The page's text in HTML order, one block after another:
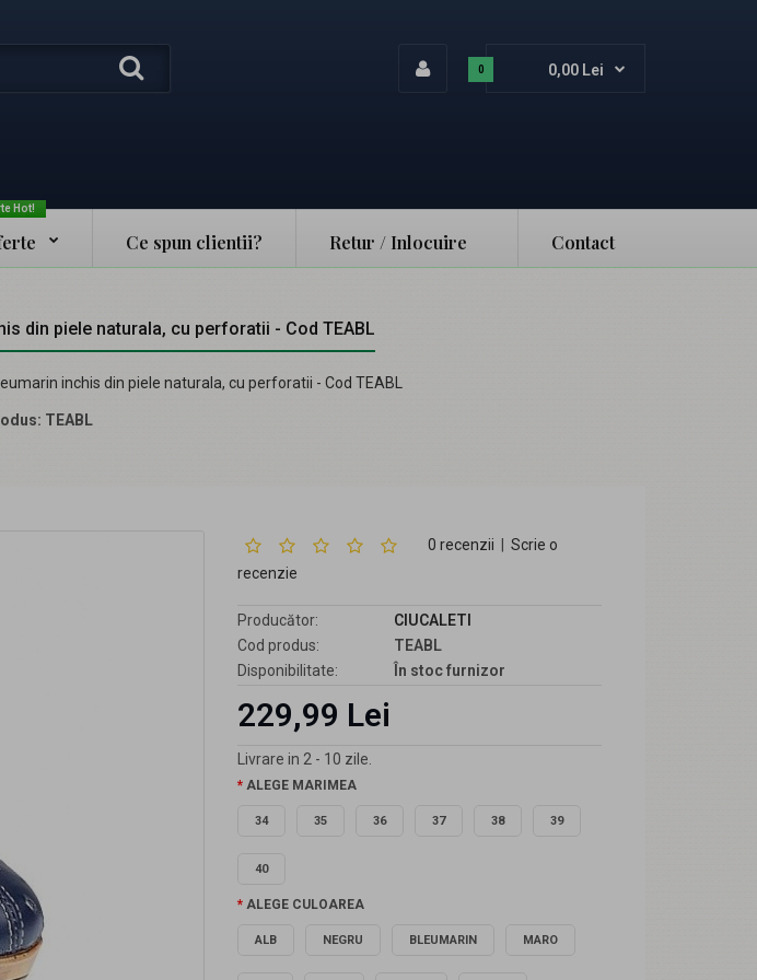
0 0,00 Lei
Hot!
Ce spun clientii? Retur / Inlocuire Contact
din piele naturala, cu perforatii - Cod TEABL
inchis din piele naturala, cu perforatii - Cod TEABL
TEABL
0 recenzii
Scrie o
recenzie
Producător:
CIUCALETI
Cod produs:
TEABL
Disponibilitate:
În stoc furnizor
229,99 Lei
Livrare in 2 - 10 zile.
ALEGE MARIMEA
34 35 36 37 38 39
40
ALEGE CULOAREA
ALB NEGRU BLEUMARIN MARO